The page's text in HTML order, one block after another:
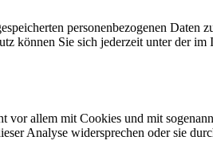
personenbezogenen Daten
Sie sich jederzeit unter der im
allem mit Cookies und mit
Analyse widersprechen oder sie